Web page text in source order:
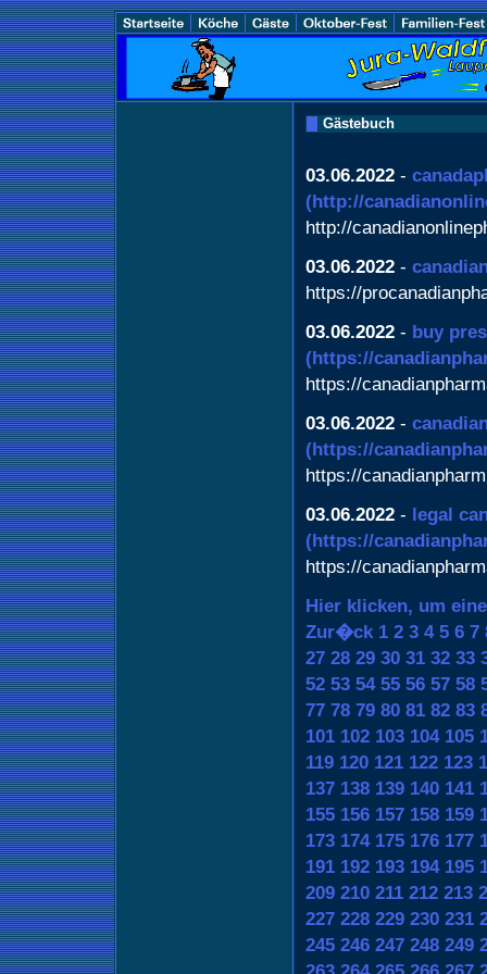
Gästebuch
03.06.2022 -
(http://
http://
03.06.2022 -
https://
03.06.2022 - buy
(https://
https://
03.06.2022 -
(https://
https://
03.06.2022 - legal
(https://
https://
Hier klicken, um
Zur�ck 1 2 3 4 5 6 7
27 28 29 30 31 32 33
52 53 54 55 56 57 58
77 78 79 80 81 82 83
101 102 103 104 105
119 120 121 122 123
137 138 139 140 141
155 156 157 158 159
173 174 175 176 177
191 192 193 194 195
209 210 211 212 213
227 228 229 230 231
245 246 247 248 249